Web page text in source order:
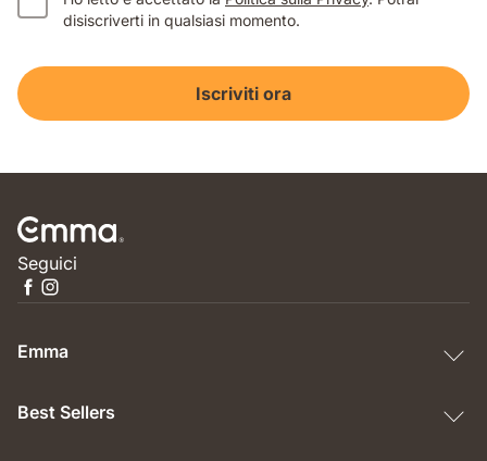
disiscriverti in qualsiasi momento.
Iscriviti ora
Seguici
Emma
Best Sellers